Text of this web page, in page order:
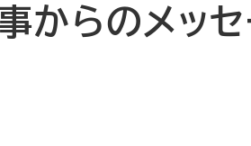
からのメッ